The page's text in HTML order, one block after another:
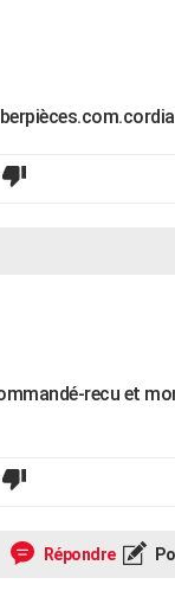
recu et
Répondre